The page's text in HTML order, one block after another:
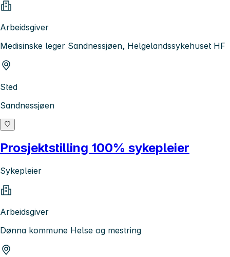
Arbeidsgiver
Medisinske leger Sandnessjøen, Helgelandssykehuset HF
Sted
Sandnessjøen
Prosjektstilling 100% sykepleier
Sykepleier
Arbeidsgiver
Dønna kommune Helse og mestring